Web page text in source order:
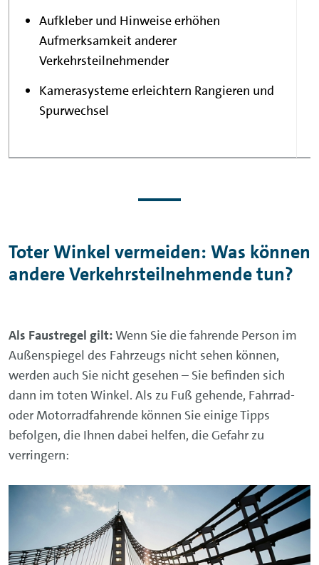
Aufkleber und Hinweise erhöhen
Aufmerksamkeit anderer
Verkehrsteilnehmender
Kamerasysteme erleichtern Rangieren und
Spurwechsel
Toter Winkel vermeiden: Was können
andere Verkehrsteilnehmende tun?
Als Faustregel gilt:Wenn Sie die fahrende Person im
Außenspiegel des Fahrzeugs nicht sehen können,
werden auch Sie nicht gesehen – Sie befinden sich
dann im toten Winkel. Als zu Fuß gehende, Fahrrad-
oder Motorradfahrende können Sie einige Tipps
befolgen, die Ihnen dabei helfen, die Gefahr zu
verringern: